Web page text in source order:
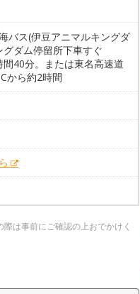
バス(伊豆アニマルキングダ
ダム停留所下車すぐ
間40分。または東名高速道
から約2時間
は事前にご確認の上おでかけく